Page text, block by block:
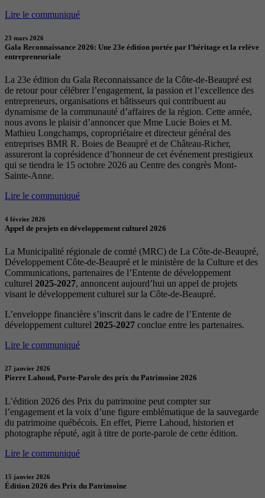
Lire le communiqué
23 mars 2026
Gala Reconnaissance 2026: Une 23e édition portée par l’héritage et la relève
entrepreneuriale
La 23e édition du Gala Reconnaissance de la Côte-de-Beaupré est
de retour pour célébrer l’engagement, la passion et l’excellence des
entrepreneurs, organisations et bâtisseurs qui contribuent au
dynamisme de la communauté d’affaires de la région. Cette année,
nous avons le plaisir d’annoncer que Mme Lucie Boies et M.
Mathieu Longchamps, copropriétaire et directeur général des
entreprises BMR R. Boies de Beaupré et de Château-Richer,
assureront la coprésidence d’honneur de cet événement prestigieux
qui se tiendra le 15 octobre 2026 au Centre des congrès Mont-
Sainte-Anne.
Lire le communiqué
4 février 2026
Appel de projets en développement culturel 2026
La Municipalité régionale de comté (MRC) de La Côte-de-Beaupré,
Développement Côte-de-Beaupré et le ministère de la Culture et des
Communications, partenaires de l’Entente de développement
culturel 2025-2027, annoncent aujourd’hui un appel de projets
visant le développement culturel sur la Côte-de-Beaupré.
L’enveloppe financière s’inscrit dans le cadre de l’Entente de
développement culturel 2025-2027 conclue entre les partenaires.
Lire le communiqué
27 janvier 2026
Pierre Lahoud, Porte-Parole des prix du Patrimoine 2026
L’édition 2026 des Prix du patrimoine peut compter sur
l’engagement et la voix d’une figure emblématique de la sauvegarde
du patrimoine québécois. En effet, Pierre Lahoud, historien et
photographe réputé, agit à titre de porte-parole de cette édition.
Lire le communiqué
15 janvier 2026
Édition 2026 des Prix du Patrimoine